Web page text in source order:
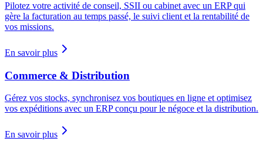
Pilotez votre activité de conseil, SSII ou cabinet avec un ERP qui
gère la facturation au temps passé, le suivi client et la rentabilité de
vos missions.
En savoir plus
Commerce & Distribution
Gérez vos stocks, synchronisez vos boutiques en ligne et optimisez
vos expéditions avec un ERP conçu pour le négoce et la distribution.
En savoir plus